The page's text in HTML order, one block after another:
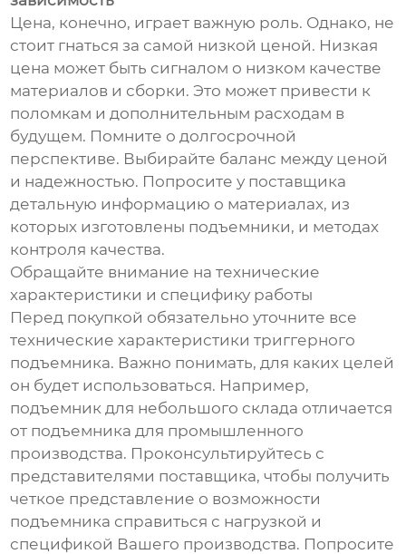
Цена, конечно, играет важную роль. Однако, не
стоит гнаться за самой низкой ценой. Низкая
цена может быть сигналом о низком качестве
материалов и сборки. Это может привести к
поломкам и дополнительным расходам в
будущем. Помните о долгосрочной
перспективе. Выбирайте баланс между ценой
и надежностью. Попросите у поставщика
детальную информацию о материалах, из
которых изготовлены подъемники, и методах
контроля качества.
Обращайте внимание на технические
характеристики и специфику работы
Перед покупкой обязательно уточните все
технические характеристики триггерного
подъемника. Важно понимать, для каких целей
он будет использоваться. Например,
подъемник для небольшого склада отличается
от подъемника для промышленного
производства. Проконсультируйтесь с
представителями поставщика, чтобы получить
четкое представление о возможности
подъемника справиться с нагрузкой и
спецификой Вашего производства. Попросите